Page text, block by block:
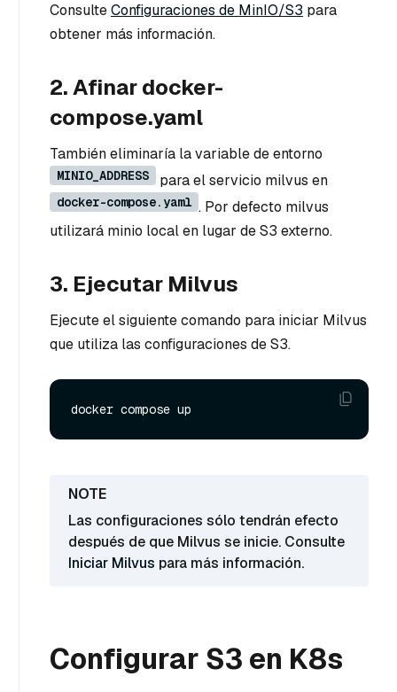
ConsulteConfiguraciones de MinIO/S3 para
obtener más información.
2. Afinar docker-
compose.yaml
También eliminaría la variable de entorno
MINIO_ADDRESS para el servicio milvus en
docker-compose.yaml . Por defecto milvus
utilizará minio local en lugar de S3 externo.
3. Ejecutar Milvus
Ejecute el siguiente comando para iniciar Milvus
que utiliza las configuraciones de S3.
Las configuraciones sólo tendrán efecto
después de que Milvus se inicie. Consulte
Iniciar Milvus para más información.
Configurar S3 en K8s